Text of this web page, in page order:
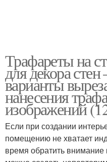
Трафареты на
для декора
варианты
нанесения
изображений
Если при создании
помещению не хватает
время обратить